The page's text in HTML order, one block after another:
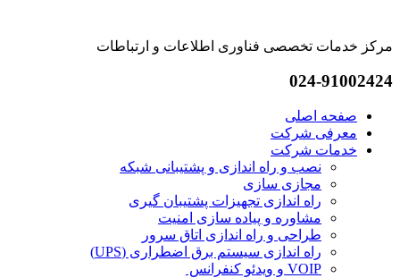
مرکز خدمات تخصصی فناوری اطلاعات و ارتباطات
024-91002424
صفحه اصلی
معرفی شرکت
خدمات شرکت
نصب و راه اندازی و پشتیبانی شبکه
مجازی سازی
راه اندازی تجهیزات پشتیبان گیری
مشاوره و پیاده سازی امنیت
طراحی و راه اندازی اتاق سرور
راه اندازی سیستم برق اضطراری (UPS)
VOIP و ویدئو کنفرانس ​